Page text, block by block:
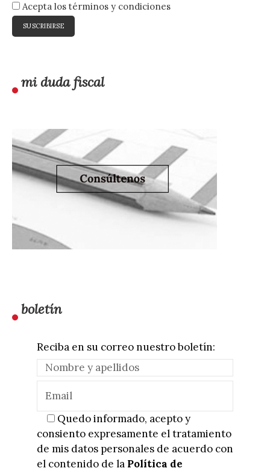
Acepta los términos y condiciones
mi duda fiscal
boletín
Reciba en su correo nuestro boletín:
Quedo informado, acepto y
consiento expresamente el tratamiento
de mis datos personales de acuerdo con
el contenido de la Política de